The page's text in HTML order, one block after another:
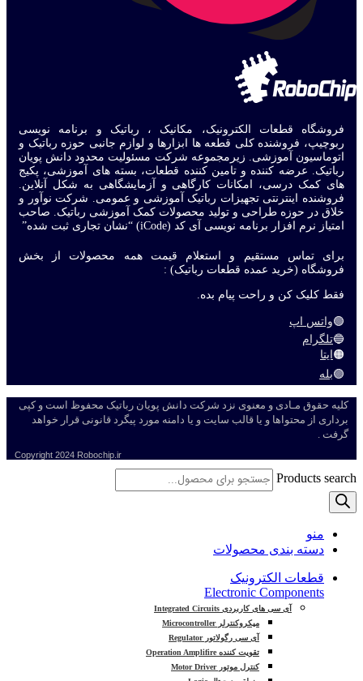
فروشگاه قطعات الکترونیک، مکانیک ، رباتیک و برنامه نویسی
ربوچیپ، فروشنده کلی قطعه ها ابزارها و لوازم جانبی حوزه رباتیک و
اتوماسیون آموزشی. زیرمجموعه شرکت مسئولیت محدود دانش پویان
رباتیک. عرضه کننده و تامین کننده قطعات، بسته های آموزشی، پکیج
های کمک درسی، امکانات کارگاهی و آزمایشگاهی به شکل آنلاین.
فروشنده اینترنتی تجهیزات رباتیک آموزشی و عمومی. شرکت نوآور و
خلاق در حوزه طراحی و تولید محصولات کمک آموزشی رباتیک. صاحب
امتیاز نرم افزار برنامه نویسی آی کد (iCode) “نشان تجاری ثبت شده”
برای تماس مستقیم و استعلام قیمت همه محصولات از بخش
فروشگاه (خرید عمده قطعات رباتیک) :
فقط کلیک کن و راحت پیام بده.
🟢واتس اپ
🔵تلگرام
🟠ایتا
🟣بله
کلیه حقوق مـادی و معنوی نزد شرکت دانش پویان رباتیک محفوظ است و کپی
برداری از محتواها و یا قالب سایت و یا دامنه مورد پیگرد قانونی قرار خواهد
گرفت .
Copyright 2024 Robochip.ir
Products search
منو
دسته بندی محصولات
قطعات الکترونیک
Electronic Components
آی سی های کاربردی Integrated Circuits
میکروکنترلر Microcontroller
آی سی رگولاتور Regulator
تقویت کننده Operation Amplifire
کنترل موتور Motor Driver